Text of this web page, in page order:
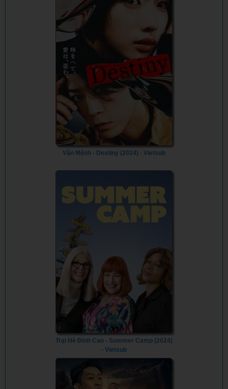
Vận Mệnh - Destiny (2024) - Vietsub
Trại Hè Đỉnh Cao - Summer Camp (2024)
- Vietsub